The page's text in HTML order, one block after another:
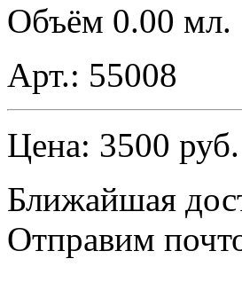
Объём 0.00 мл.
Арт.: 55008
Цена: 3500 руб.
Ближайшая
Отправим